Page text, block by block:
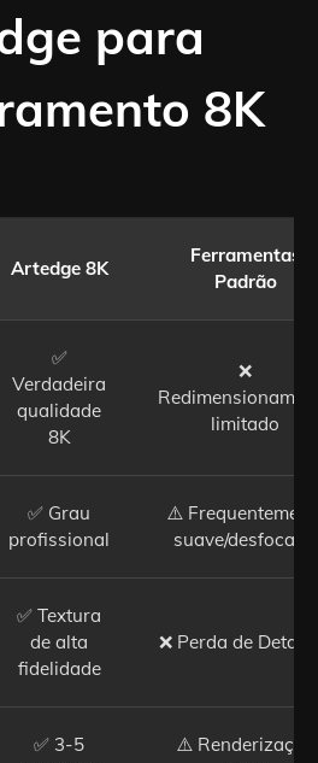
para
8K
Artedge 8K
Ferramentas
Padrão
✅
Verdadeira
qualidade
8K
❌
limitado
✅ Grau
profissional
⚠️
suave/desfocado
✅ Textura
de alta
fidelidade
❌ Perda de
✅ 3-5
⚠️ Renderização